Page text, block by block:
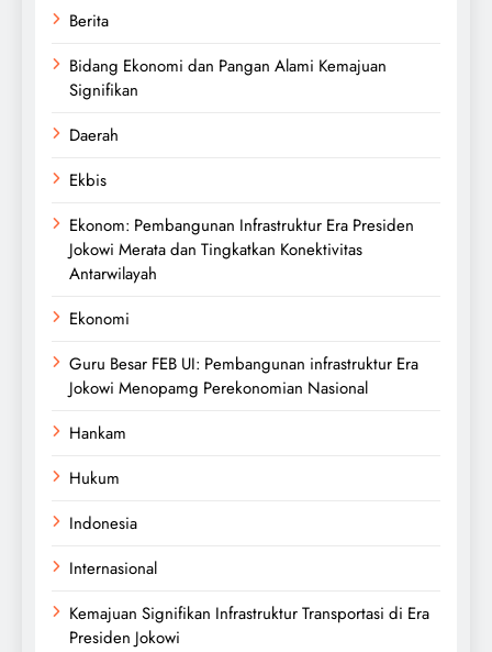
Berita
Bidang Ekonomi dan Pangan Alami Kemajuan
Signifikan
Daerah
Ekbis
Ekonom: Pembangunan Infrastruktur Era Presiden
Jokowi Merata dan Tingkatkan Konektivitas
Antarwilayah
Ekonomi
Guru Besar FEB UI: Pembangunan infrastruktur Era
Jokowi Menopamg Perekonomian Nasional
Hankam
Hukum
Indonesia
Internasional
Kemajuan Signifikan Infrastruktur Transportasi di Era
Presiden Jokowi